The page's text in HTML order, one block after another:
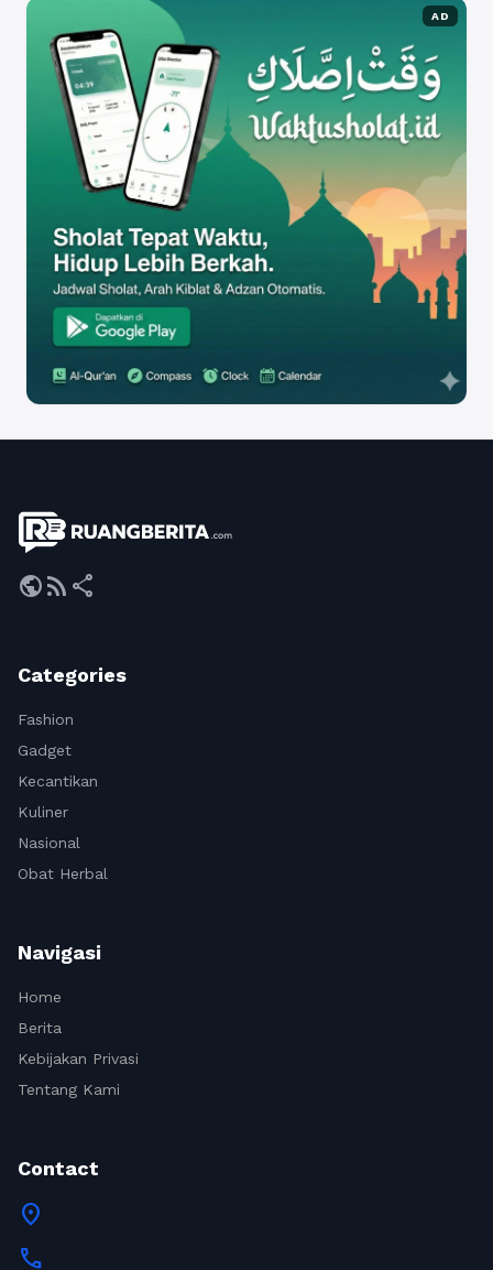
AD
publicrss_feed share
Categories
Fashion
Gadget
Kecantikan
Kuliner
Nasional
Obat Herbal
Navigasi
Home
Berita
Kebijakan Privasi
Tentang Kami
Contact
location_on
call